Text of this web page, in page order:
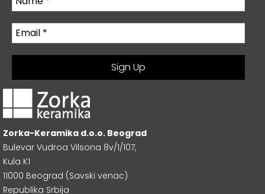
Zorka-Keramika d.o.o. Beograd
Bulevar Vudroa Vilsona 8v/1/107,
Kula K1
11000 Beograd (Savski venac)
Republika Srbija